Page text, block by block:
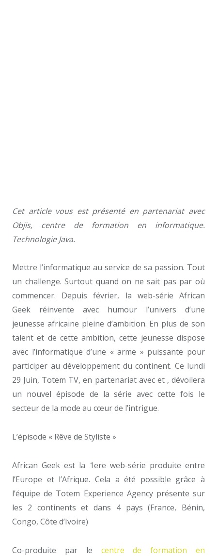
Cet article vous est présenté en partenariat avec
Objis, centre de formation en informatique.
Technologie Java.
Mettre l’informatique au service de sa passion. Tout
un challenge. Surtout quand on ne sait pas par où
commencer. Depuis février, la web-série African
Geek réinvente avec humour l’univers d’une
jeunesse africaine pleine d’ambition. En plus de son
talent et de cette ambition, cette jeunesse dispose
avec l’informatique d’une « arme » puissante pour
participer au développement du continent. Ce lundi
29 Juin, Totem TV, en partenariat avec et , dévoilera
un nouvel épisode de la série avec cette fois le
secteur de la mode au cœur de l’intrigue.
L’épisode « Rêve de Styliste »
African Geek est la 1ere web-série produite entre
l’Europe et l’Afrique. Cela a été possible grâce à
l’équipe de Totem Experience Agency présente sur
les 2 continents et dans 4 pays (France, Bénin,
Congo, Côte d’Ivoire)
Co-produite par le centre de formation en